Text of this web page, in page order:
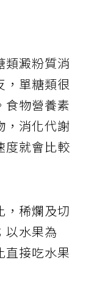
類澱粉質消
，單糖類很
食物營養素
，消化代謝
度就會比較
，稀爛及切
以水果為
直接吃水果